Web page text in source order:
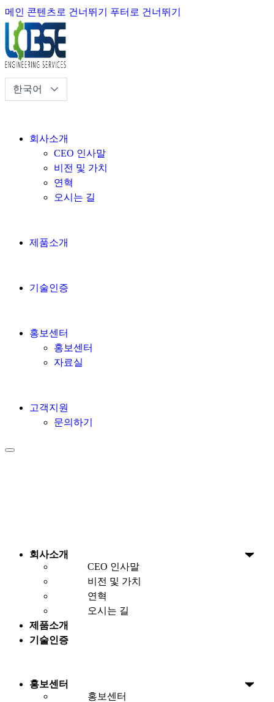
메인 콘텐츠로 건너뛰기 푸터로 건너뛰기
회사소개
CEO 인사말
비전 및 가치
연혁
오시는 길
제품소개
기술인증
홍보센터
홍보센터
자료실
고객지원
문의하기
회사소개
CEO 인사말
비전 및 가치
연혁
오시는 길
제품소개
기술인증
홍보센터
홍보센터